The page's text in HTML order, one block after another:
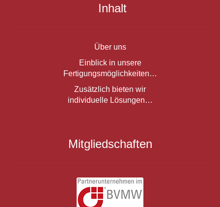
Inhalt
Über uns
Einblick in unsere
Fertigungsmöglichkeiten…
Zusätzlich bieten wir
individuelle Lösungen…
Mitgliedschaften